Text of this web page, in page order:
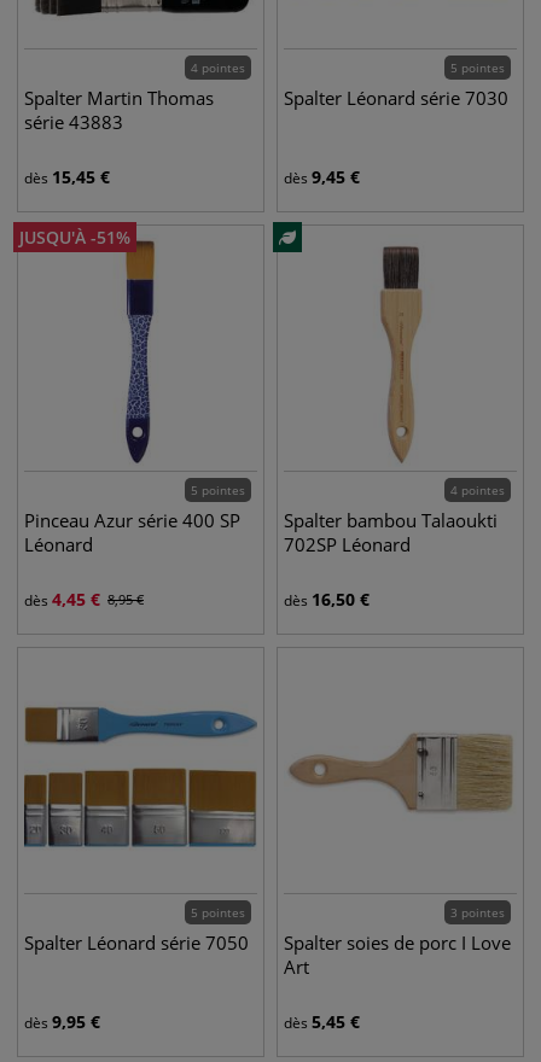
4 pointes
Spalter Martin Thomas
série 43883
dès 15,45 €
5 pointes
Spalter Léonard série 7030
dès 9,45 €
JUSQU'À -51%
5 pointes
Pinceau Azur série 400 SP
Léonard
dès 4,45 € 8,95€
4 pointes
Spalter bambou Talaoukti
702SP Léonard
dès 16,50 €
5 pointes
Spalter Léonard série 7050
dès 9,95 €
3 pointes
Spalter soies de porc I Love
Art
dès 5,45 €